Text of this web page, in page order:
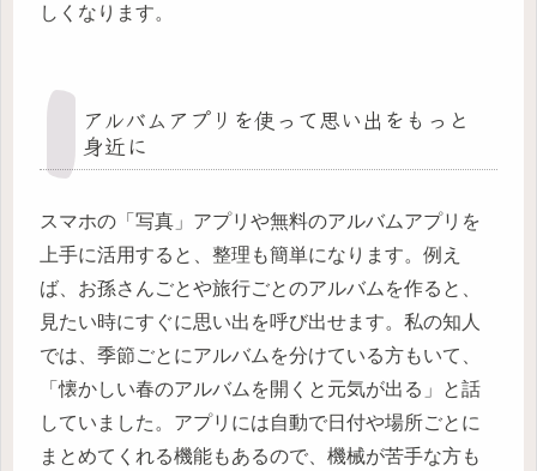
しくなります。
アルバムアプリを使って思い出をもっと
身近に
スマホの「写真」アプリや無料のアルバムアプリを
上手に活用すると、整理も簡単になります。例え
ば、お孫さんごとや旅行ごとのアルバムを作ると、
見たい時にすぐに思い出を呼び出せます。私の知人
では、季節ごとにアルバムを分けている方もいて、
「懐かしい春のアルバムを開くと元気が出る」と話
していました。アプリには自動で日付や場所ごとに
まとめてくれる機能もあるので、機械が苦手な方も